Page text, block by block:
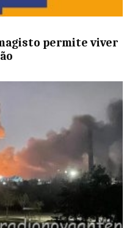
permite viver